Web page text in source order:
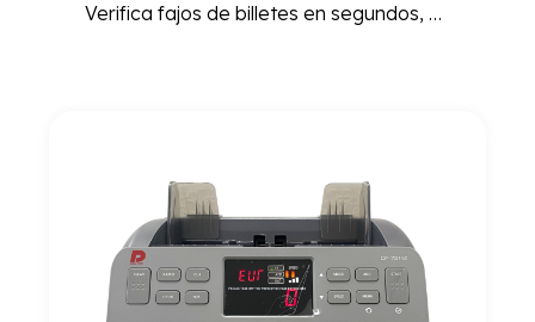
Verifica fajos de billetes en segundos, ahorrando tiempo y reduciendo errores humanos. Ideal para quienes manejan grandes volúmenes de efectivo de forma rápida y precisa.